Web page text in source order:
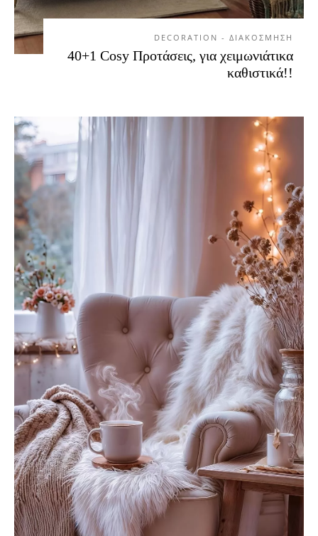
DECORATION - ΔΙΑΚΟΣΜΗΣΗ
40+1 Cosy Προτάσεις, για χειμωνιάτικα
καθιστικά!!